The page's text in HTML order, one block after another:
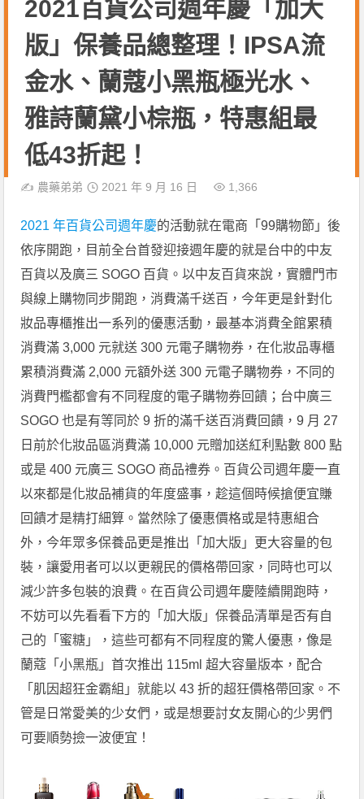
2021百貨公司週年慶「加大
版」保養品總整理！IPSA流
金水、蘭蔻小黑瓶極光水、
雅詩蘭黛小棕瓶，特惠組最
低43折起！
✍️ 農藥弟弟 2021 年 9 月 16 日 1,366
2021 年百貨公司週年慶的活動就在電商「99購物節」後
依序開跑，目前全台首發迎接週年慶的就是台中的中友
百貨以及廣三 SOGO 百貨。以中友百貨來說，實體門市
與線上購物同步開跑，消費滿千送百，今年更是針對化
妝品專櫃推出一系列的優惠活動，最基本消費全館累積
消費滿 3,000 元就送 300 元電子購物券，在化妝品專櫃
累積消費滿 2,000 元額外送 300 元電子購物券，不同的
消費門檻都會有不同程度的電子購物券回饋；台中廣三
SOGO 也是有等同於 9 折的滿千送百消費回饋，9 月 27
日前於化妝品區消費滿 10,000 元贈加送紅利點數 800 點
或是 400 元廣三 SOGO 商品禮券。百貨公司週年慶一直
以來都是化妝品補貨的年度盛事，趁這個時候搶便宜賺
回饋才是精打細算。當然除了優惠價格或是特惠組合
外，今年眾多保養品更是推出「加大版」更大容量的包
裝，讓愛用者可以以更親民的價格帶回家，同時也可以
減少許多包裝的浪費。在百貨公司週年慶陸續開跑時，
不妨可以先看看下方的「加大版」保養品清單是否有自
己的「蜜糖」，這些可都有不同程度的驚人優惠，像是
蘭蔻「小黑瓶」首次推出 115ml 超大容量版本，配合
「肌因超狂金霸組」就能以 43 折的超狂價格帶回家。不
管是日常愛美的少女們，或是想要討女友開心的少男們
可要順勢撿一波便宜！